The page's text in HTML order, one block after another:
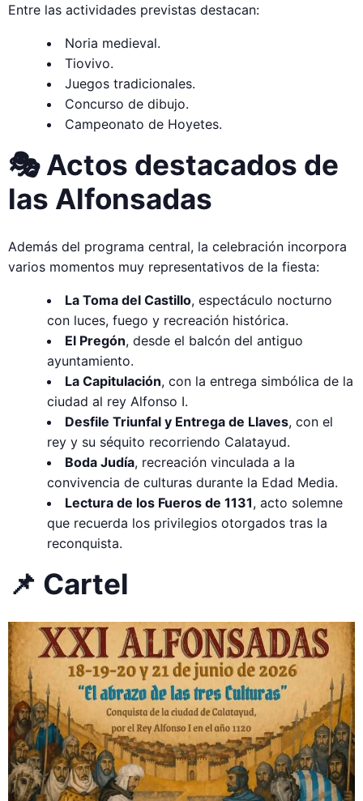
Entre las actividades previstas destacan:
Noria medieval.
Tiovivo.
Juegos tradicionales.
Concurso de dibujo.
Campeonato de Hoyetes.
🎭 Actos destacados de
las Alfonsadas
Además del programa central, la celebración incorpora
varios momentos muy representativos de la fiesta:
La Toma del Castillo, espectáculo nocturno
con luces, fuego y recreación histórica.
El Pregón, desde el balcón del antiguo
ayuntamiento.
La Capitulación, con la entrega simbólica de la
ciudad al rey Alfonso I.
Desfile Triunfal y Entrega de Llaves, con el
rey y su séquito recorriendo Calatayud.
Boda Judía, recreación vinculada a la
convivencia de culturas durante la Edad Media.
Lectura de los Fueros de 1131, acto solemne
que recuerda los privilegios otorgados tras la
reconquista.
📌 Cartel